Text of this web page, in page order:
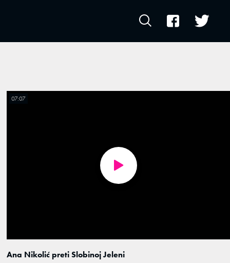
Ana Nikolić preti Slobinoj Jeleni
07:07